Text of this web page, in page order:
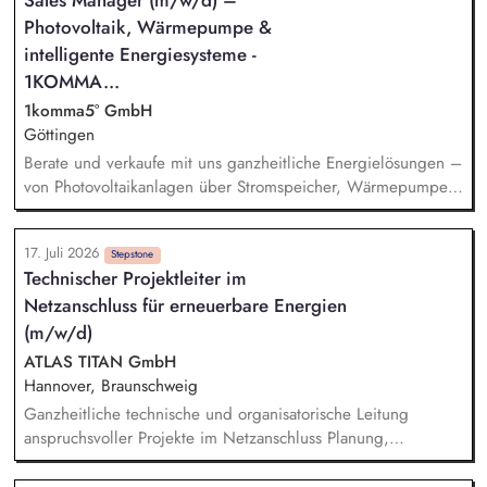
und Umsetzung von wirkungsvollen Klimaschutz-
Sofortmaßnahmen Durchführung eines zivilgesellschaftlichen
Prozesses für die Konzepterstellung (Workshops,
Ideensammlung mit Bürger/innen) Integration des
Klimaschutzes in die Verwaltungsabläufe
Vernetzung/Kooperation mit anderen lokalen
Klimaschutzakteuren
Photovoltaik, Wärmepumpe &
intelligente Energiesysteme -
1KOMMA...
1komma5° GmbH
Göttingen
Berate und verkaufe mit uns ganzheitliche Energielösungen –
von Photovoltaikanlagen über Stromspeicher, Wärmepumpen
und Wallboxen bis hin zu unserem intelligenten
Energiemanagementsystem „Heartbeat
17. Juli 2026 Stepstone
Technischer Projektleiter im
Netzanschluss für erneuerbare Energien
(m/w/d)
ATLAS TITAN GmbH
Hannover, Braunschweig
Ganzheitliche technische und organisatorische Leitung
anspruchsvoller Projekte im Netzanschluss Planung,
Strukturierung und Überwachung der Projektabläufe